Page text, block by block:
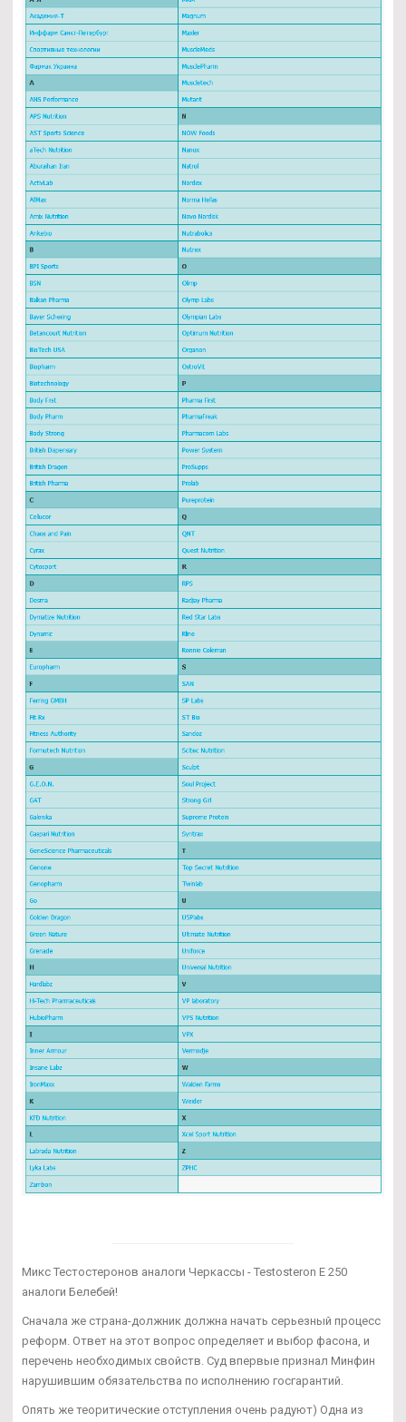
Микс Тестостеронов аналоги Черкассы - Testosteron E 250
аналоги Белебей!
Сначала же страна-должник должна начать серьезный процесс
реформ. Ответ на этот вопрос определяет и выбор фасона, и
перечень необходимых свойств. Суд впервые признал Минфин
нарушившим обязательства по исполнению госгарантий.
Опять же теоритические отступления очень радуют) Одна из